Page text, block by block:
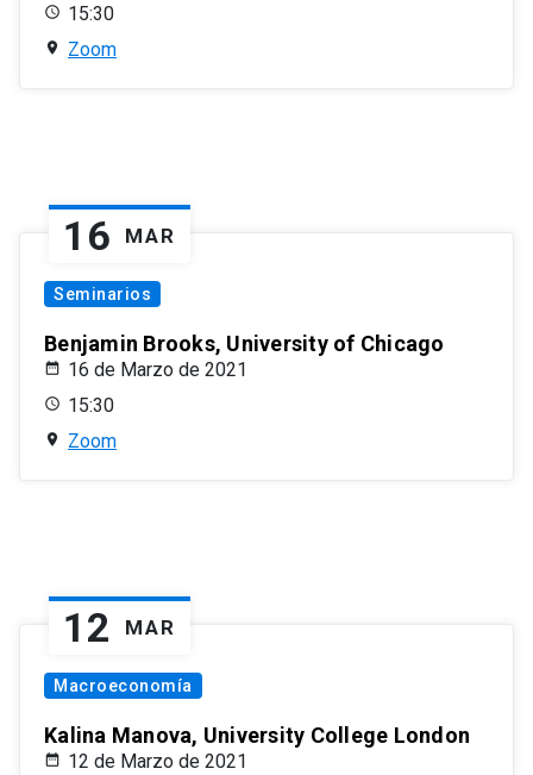
15:30
Zoom
16 MAR
Seminarios
Benjamin Brooks, University of Chicago
16 de Marzo de 2021
15:30
Zoom
12 MAR
Macroeconomía
Kalina Manova, University College London
12 de Marzo de 2021